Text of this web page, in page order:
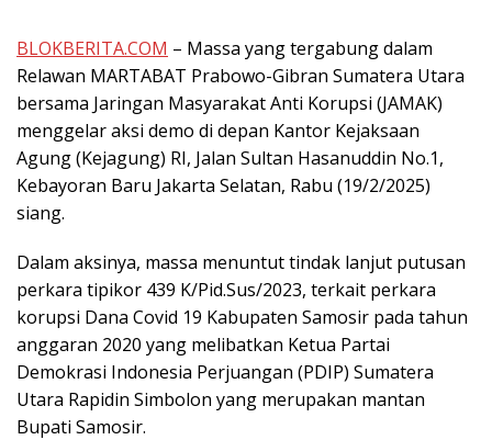
BLOKBERITA.COM – Massa yang tergabung dalam
Relawan MARTABAT Prabowo-Gibran Sumatera Utara
bersama Jaringan Masyarakat Anti Korupsi (JAMAK)
menggelar aksi demo di depan Kantor Kejaksaan
Agung (Kejagung) RI, Jalan Sultan Hasanuddin No.1,
Kebayoran Baru Jakarta Selatan, Rabu (19/2/2025)
siang.
Dalam aksinya, massa menuntut tindak lanjut putusan
perkara tipikor 439 K/Pid.Sus/2023, terkait perkara
korupsi Dana Covid 19 Kabupaten Samosir pada tahun
anggaran 2020 yang melibatkan Ketua Partai
Demokrasi Indonesia Perjuangan (PDIP) Sumatera
Utara Rapidin Simbolon yang merupakan mantan
Bupati Samosir.